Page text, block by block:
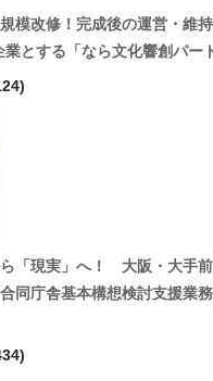
模改修！完成後の運営・維
業とする「なら文化響創パー
「現実」へ！ 大阪・大手
同庁舎基本構想検討支援業